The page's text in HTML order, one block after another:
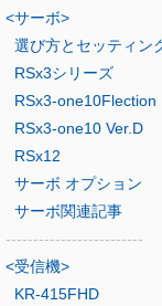
<サーボ>
選び方とセッティン
RSx3シリーズ
RSx3-one10Flection
RSx3-one10 Ver.D
RSx12
サーボ オプション
サーボ関連記事
-------------------------
<受信機>
KR-415FHD